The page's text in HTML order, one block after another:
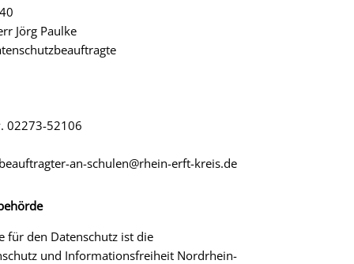
Jörg Paulke
02273-52106
an-schulen@rhein-erft-kreis.de
für den Datenschutz ist die
und Informationsfreiheit Nordrhein-